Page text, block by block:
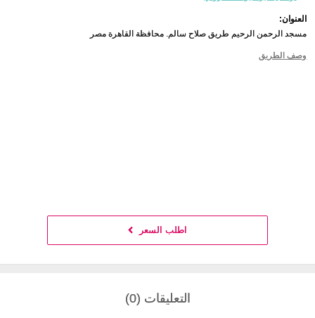
العنوان:
مسجد الرحمن الرحيم طريق صلاح سالم. محافظة القاهرة مصر
وصف الطريق
اطلب السعر
التعليقات (0)